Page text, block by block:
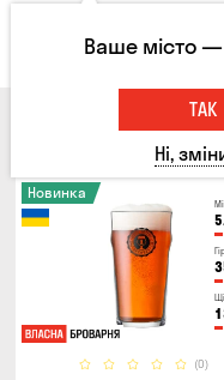
Всі товари Пиво
(0)
Новинка
Ваше місто —
ТАК
Ні,